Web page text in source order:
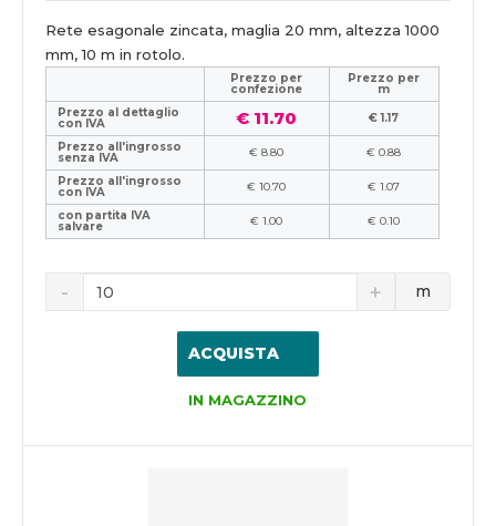
Rete esagonale zincata, maglia 20 mm, altezza 1000
mm, 10 m in rotolo.
Prezzo per
confezione
Prezzo per
m
Prezzo al dettaglio
con IVA € 11.70
€ 1.17
Prezzo all'ingrosso
senza IVA € 8.80
€ 0.88
Prezzo all'ingrosso
con IVA € 10.70
€ 1.07
con partita IVA
salvare € 1.00 € 0.10
m
ACQUISTA
IN MAGAZZINO